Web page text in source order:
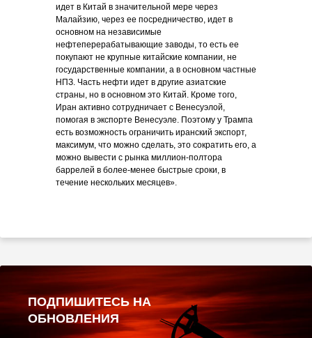
идет в Китай в значительной мере через
Малайзию, через ее посредничество, идет в
основном на независимые
нефтеперерабатывающие заводы, то есть ее
покупают не крупные китайские компании, не
государственные компании, а в основном частные
НПЗ. Часть нефти идет в другие азиатские
страны, но в основном это Китай. Кроме того,
Иран активно сотрудничает с Венесуэлой,
помогая в экспорте Венесуэле. Поэтому у Трампа
есть возможность ограничить иранский экспорт,
максимум, что можно сделать, это сократить его, а
можно вывести с рынка миллион-полтора
баррелей в более-менее быстрые сроки, в
течение нескольких месяцев».
ПОДПИШИТЕСЬ НА
ОБНОВЛЕНИЯ